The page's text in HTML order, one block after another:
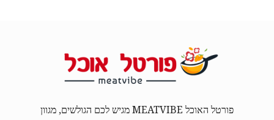
פורטל האוכל MEATVIBE מגיש לכם הגולשים, מגוון